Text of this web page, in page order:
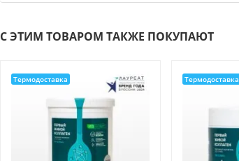
С ЭТИМ ТОВАРОМ ТАКЖЕ ПОКУПАЮТ
Термодоставка Термодоставка